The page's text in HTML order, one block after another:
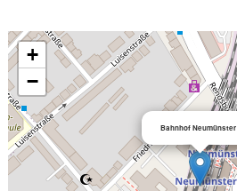
Bahnhof Neumünster
+
−